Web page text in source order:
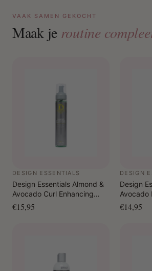
Twist-Sets: Na het wassen en
het haar in secties. Breng de custard
sectie, kam door en draai het haar
VAAK SAMEN GEKOCHT
Maak je routine
DESIGN ESSENTIALS
Design Essentials Almond &
Avocado Curl Enhancing
Mousse 288 ml
€15,95
DESIGN
Design
Avocado
€14,95